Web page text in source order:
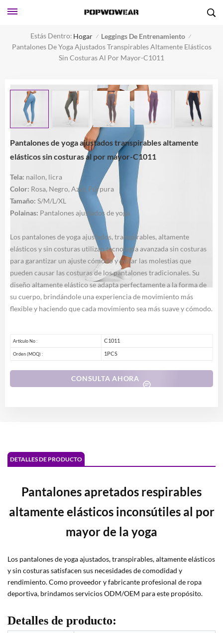
Estás Dentro: Hogar / Leggings De Entrenamiento /
Pantalones De Yoga Ajustados Transpirables Altamente Elásticos
Sin Costuras Al Por Mayor-C1011
Pantalones de yoga ajustados transpirables altamente
elásticos sin costuras al por mayor-C1011
Tela: nailon, licra
Color: Rosa, Negro, Azul, Púrpura
Tamaño: S/M/L/XL
Polainas: Pantalones ajustados de yoga
Los pantalones de yoga ajustados, transpirables, altamente
elásticos y sin costuras utilizan tecnología avanzada sin costuras
para garantizar un ajuste cómodo y evitar las molestias que
pueden causar las costuras de los pantalones tradicionales. Su
diseño altamente elástico se adapta perfectamente a la forma de
su cuerpo, brindándole una experiencia de movimiento más
flexible y haciendo que cada movimiento sea más suave y cómodo.
Artículo No : C1011
Orden (MOQ) : 1PCS
CONSULTA AHORA
DETALLES DE PRODUCTO
Pantalones apretados respirables
altamente elásticos inconsútiles al por
mayor de la yoga
Los pantalones de yoga ajustados, transpirables, altamente elásticos
y sin costuras satisfacen sus necesidades de comodidad y
rendimiento. Como proveedor y fabricante profesional de ropa
deportiva, brindamos servicios ODM/OEM para este propósito.
Detalles de producto: